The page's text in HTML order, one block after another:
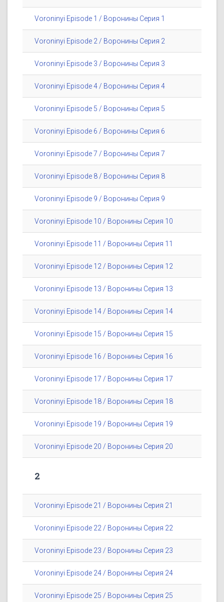
Voroninyi Episode 1 / Воронины Серия 1
Voroninyi Episode 2 / Воронины Серия 2
Voroninyi Episode 3 / Воронины Серия 3
Voroninyi Episode 4 / Воронины Серия 4
Voroninyi Episode 5 / Воронины Серия 5
Voroninyi Episode 6 / Воронины Серия 6
Voroninyi Episode 7 / Воронины Серия 7
Voroninyi Episode 8 / Воронины Серия 8
Voroninyi Episode 9 / Воронины Серия 9
Voroninyi Episode 10 / Воронины Серия 10
Voroninyi Episode 11 / Воронины Серия 11
Voroninyi Episode 12 / Воронины Серия 12
Voroninyi Episode 13 / Воронины Серия 13
Voroninyi Episode 14 / Воронины Серия 14
Voroninyi Episode 15 / Воронины Серия 15
Voroninyi Episode 16 / Воронины Серия 16
Voroninyi Episode 17 / Воронины Серия 17
Voroninyi Episode 18 / Воронины Серия 18
Voroninyi Episode 19 / Воронины Серия 19
Voroninyi Episode 20 / Воронины Серия 20
2
Voroninyi Episode 21 / Воронины Серия 21
Voroninyi Episode 22 / Воронины Серия 22
Voroninyi Episode 23 / Воронины Серия 23
Voroninyi Episode 24 / Воронины Серия 24
Voroninyi Episode 25 / Воронины Серия 25